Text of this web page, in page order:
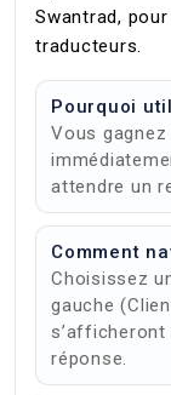
Swantrad,
traducteurs.
Pourquoi
Vous
attendre un
Comment
Choisissez
gauche
réponse.